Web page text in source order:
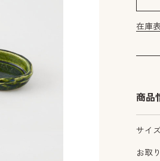
在庫
商品
サイ
お取